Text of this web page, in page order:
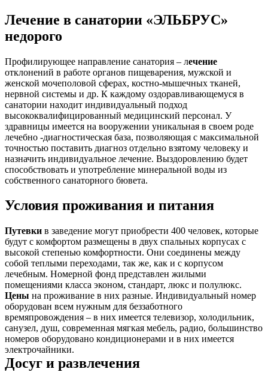
Лечение в санатории «ЭЛЬБРУС»
недорого
Профилирующее направление санатория – лечение
отклонений в работе органов пищеварения, мужской и
женской мочеполовой сферах, костно-мышечных тканей,
нервной системы и др. К каждому оздоравливающемуся в
санатории находит индивидуальный подход
высококвалифицированный медицинский персонал. У
здравницы имеется на вооружении уникальная в своем роде
лечебно -диагностическая база, позволяющая с максимальной
точностью поставить диагноз отдельно взятому человеку и
назначить индивидуальное лечение. Выздоровлению будет
способствовать и употребление минеральной воды из
собственного санаторного бювета.
Условия проживания и питания
Путевки в заведение могут приобрести 400 человек, которые
будут с комфортом размещены в двух спальных корпусах с
высокой степенью комфортности. Они соединены между
собой теплыми переходами, так же, как и с корпусом
лечебным. Номерной фонд представлен жилыми
помещениями класса эконом, стандарт, люкс и полулюкс.
Цены на проживание в них разные. Индивидуальный номер
оборудован всем нужным для беззаботного
времяпровождения – в них имеется телевизор, холодильник,
санузел, душ, современная мягкая мебель, радио, большинство
номеров оборудовано кондиционерами и в них имеется
электрочайники.
Досуг и развлечения